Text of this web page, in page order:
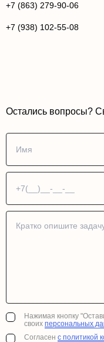
+7 (863) 279-90-06
+7 (938) 102-55-08
Остались вопросы?
Нажимая кнопку
своих персональных
Согласен с политикой